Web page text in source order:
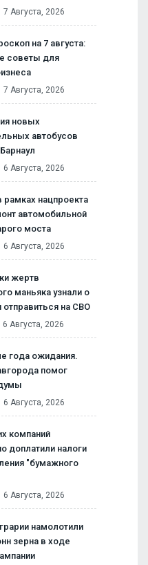
7 Августа, 2026
на 7 августа:
советы для
7 Августа, 2026
новых
автобусов
6 Августа, 2026
рамках нацпроекта
автомобильной
моста
6 Августа, 2026
жертв
маньяка узнали о
отправиться на СВО
6 Августа, 2026
года ожидания.
помог
6 Августа, 2026
компаний
доплатили налоги
"бумажного
6 Августа, 2026
намолотили
зерна в ходе